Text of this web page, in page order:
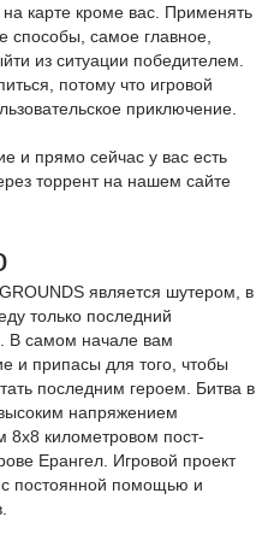
на карте кроме вас. Применять
самое главное,
из ситуации победителем.
потому что игровой
приключение.
и прямо сейчас у вас есть
торрент на нашем сайте
является шутером, в
только последний
В самом начале вам
и припасы для того, чтобы
последним героем. Битва в
напряжением
8х8 километровом пост-
Ерангел. Игровой проект
постоянной помощью и